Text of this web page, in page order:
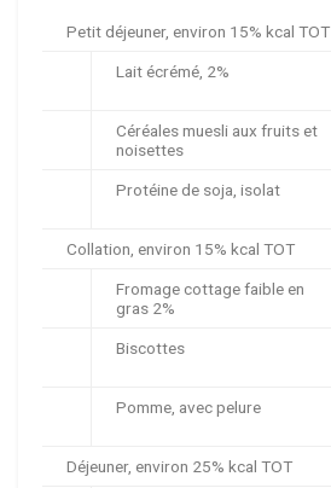
Petit déjeuner, environ 15% kcal TOT
Lait écrémé, 2%
Céréales muesli aux fruits et
noisettes
Protéine de soja, isolat
Collation, environ 15% kcal TOT
Fromage cottage faible en
gras 2%
Biscottes
Pomme, avec pelure
Déjeuner, environ 25% kcal TOT